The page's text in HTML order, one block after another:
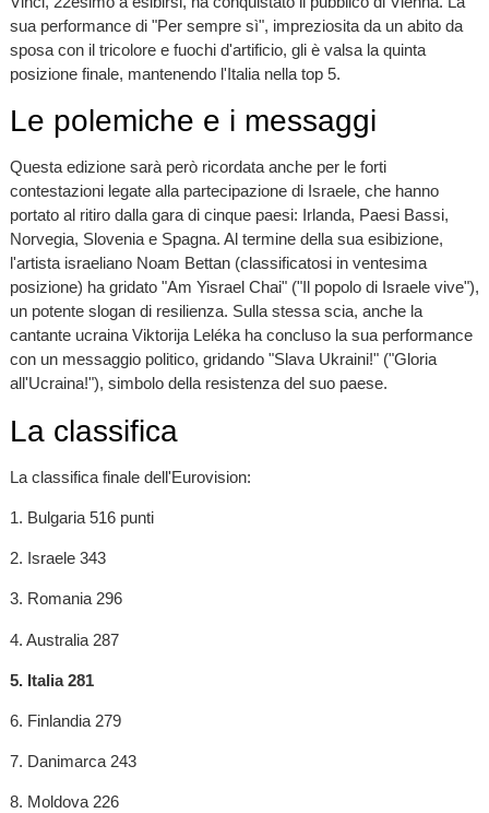
sua performance di "Per sempre sì", impreziosita da un abito da
sposa con il tricolore e fuochi d'artificio, gli è valsa la quinta
posizione finale, mantenendo l'Italia nella top 5.
Le polemiche e i messaggi
Questa edizione sarà però ricordata anche per le forti
contestazioni legate alla partecipazione di Israele, che hanno
portato al ritiro dalla gara di cinque paesi: Irlanda, Paesi Bassi,
Norvegia, Slovenia e Spagna. Al termine della sua esibizione,
l'artista israeliano Noam Bettan (classificatosi in ventesima
posizione) ha gridato "Am Yisrael Chai" ("Il popolo di Israele vive"),
un potente slogan di resilienza. Sulla stessa scia, anche la
cantante ucraina Viktorija Leléka ha concluso la sua performance
con un messaggio politico, gridando "Slava Ukraini!" ("Gloria
all'Ucraina!"), simbolo della resistenza del suo paese.
La classifica
La classifica finale dell'Eurovision:
1. Bulgaria 516 punti
2. Israele 343
3. Romania 296
4. Australia 287
5. Italia 281
6. Finlandia 279
7. Danimarca 243
8. Moldova 226